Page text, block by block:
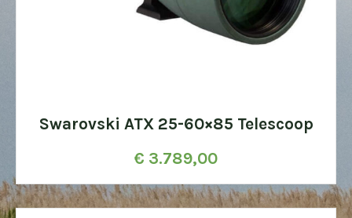
Swarovski ATX 25-60×85 Telescoop
€ 3.789,00